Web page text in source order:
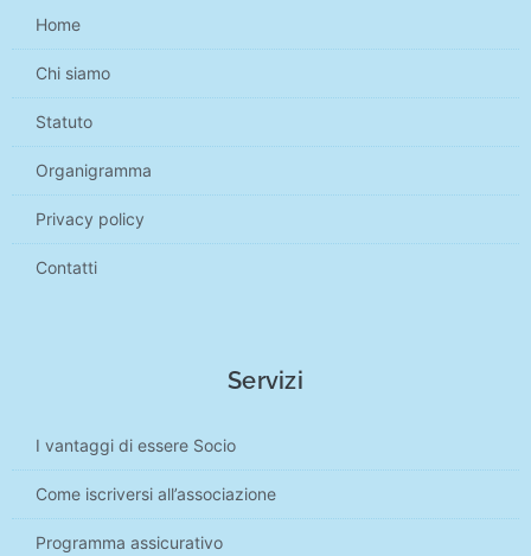
Home
Chi siamo
Statuto
Organigramma
Privacy policy
Contatti
Servizi
I vantaggi di essere Socio
Come iscriversi all’associazione
Programma assicurativo